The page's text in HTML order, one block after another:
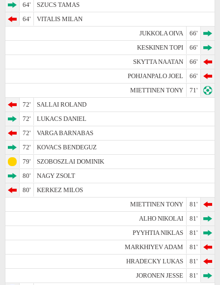
64'
SZUCS TAMAS
64'
VITALIS MILAN
JUKKOLA OIVA
66'
KESKINEN TOPI
66'
SKYTTA NAATAN
66'
POHJANPALO JOEL
66'
MIETTINEN TONY
71'
72'
SALLAI ROLAND
72'
LUKACS DANIEL
72'
VARGA BARNABAS
72'
KOVACS BENDEGUZ
79'
SZOBOSZLAI DOMINIK
80'
NAGY ZSOLT
80'
KERKEZ MILOS
MIETTINEN TONY
81'
ALHO NIKOLAI
81'
PYYHTIA NIKLAS
81'
MARKHIYEV ADAM
81'
HRADECKY LUKAS
81'
JORONEN JESSE
81'